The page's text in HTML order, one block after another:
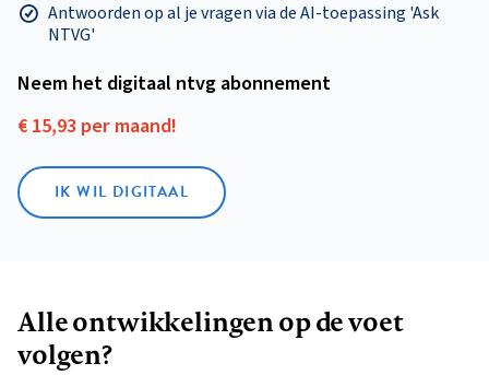
Antwoorden op al je vragen via de AI-toepassing 'Ask
NTVG'
Neem het digitaal ntvg abonnement
€ 15,93 per maand!
IK WIL DIGITAAL
Alle ontwikkelingen op de voet
volgen?